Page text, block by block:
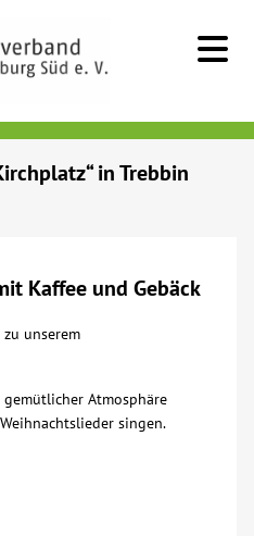
in Trebbin
Kaffee und Gebäck
unserem
Atmosphäre
singen.